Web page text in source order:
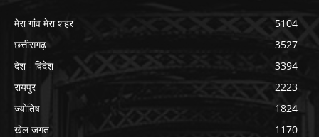
मेरा गांव मेरा शहर
5104
छत्तीसगढ़
3527
देश - विदेश
3394
रायपुर
2223
ज्योतिष
1824
खेल जगत
1170